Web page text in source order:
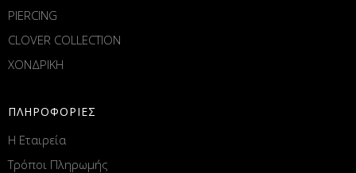
PIERCING
CLOVER COLLECTION
ΧΟΝΔΡΙΚΗ
ΠΛΗΡΟΦΟΡΙΕΣ
Η Εταιρεία
Τρόποι Πληρωμής